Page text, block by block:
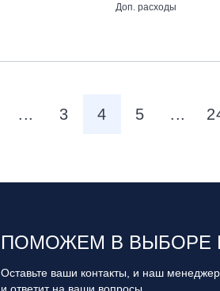
Доп. расходы
... 3 4 5 ...
ПОМОЖЕМ В ВЫБОРЕ
Оставьте ваши контакты, и наш